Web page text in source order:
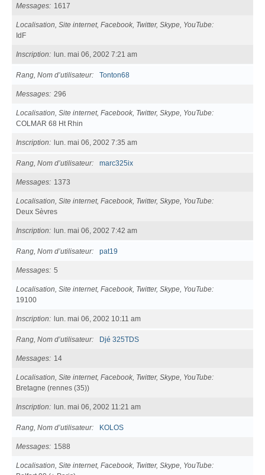
Messages 1617
Localisation, Site internet, Facebook, Twitter, Skype, YouTube
IdF
Inscription lun. mai 06, 2002 7:21 am
Rang, Nom d’utilisateur Tonton68
Messages 296
Localisation, Site internet, Facebook, Twitter, Skype, YouTube
COLMAR 68 Ht Rhin
Inscription lun. mai 06, 2002 7:35 am
Rang, Nom d’utilisateur marc325ix
Messages 1373
Localisation, Site internet, Facebook, Twitter, Skype, YouTube
Deux Sèvres
Inscription lun. mai 06, 2002 7:42 am
Rang, Nom d’utilisateur pat19
Messages 5
Localisation, Site internet, Facebook, Twitter, Skype, YouTube
19100
Inscription lun. mai 06, 2002 10:11 am
Rang, Nom d’utilisateur Djé 325TDS
Messages 14
Localisation, Site internet, Facebook, Twitter, Skype, YouTube
Bretagne (rennes (35))
Inscription lun. mai 06, 2002 11:21 am
Rang, Nom d’utilisateur KOLOS
Messages 1588
Localisation, Site internet, Facebook, Twitter, Skype, YouTube